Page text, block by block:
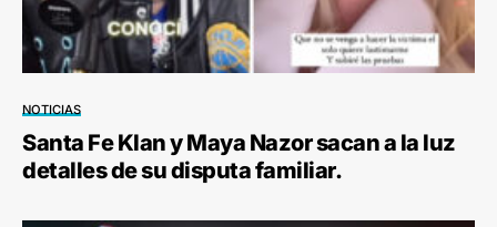
NOTICIAS
Santa Fe Klan y Maya Nazor sacan a la luz
detalles de su disputa familiar.